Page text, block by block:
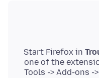
Start Firefox in
one of the
Tools -> Add-ons